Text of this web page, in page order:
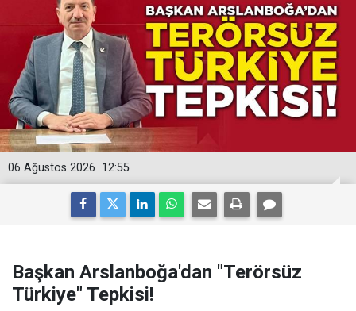
12:55
06 Ağustos 2026
Başkan Arslanboğa'dan "Terörsüz
Türkiye" Tepkisi!